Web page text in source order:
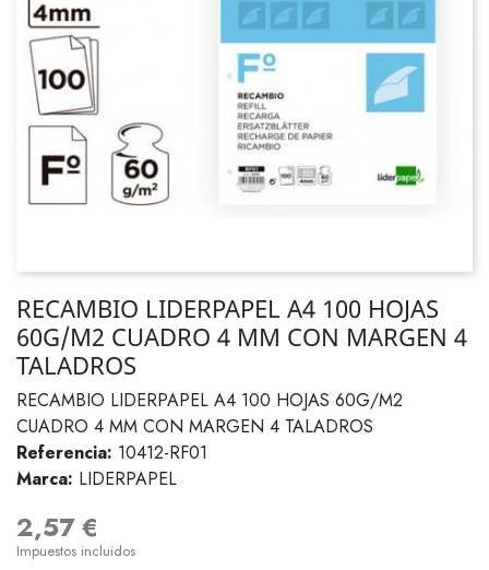
RECAMBIO LIDERPAPEL A4 100 HOJAS
60G/M2 CUADRO 4 MM CON MARGEN 4
TALADROS
RECAMBIO LIDERPAPEL A4 100 HOJAS 60G/M2
CUADRO 4 MM CON MARGEN 4 TALADROS
Referencia: 10412-RF01
Marca: LIDERPAPEL
2,57 €
Impuestos incluidos